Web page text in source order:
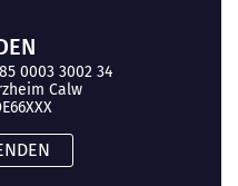
0003 3002 34
Calw